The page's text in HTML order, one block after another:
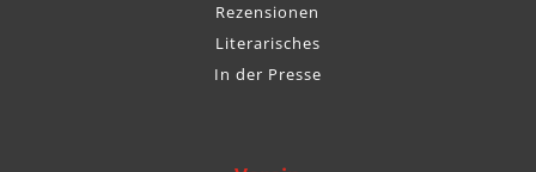
Rezensionen
Literarisches
In der Presse